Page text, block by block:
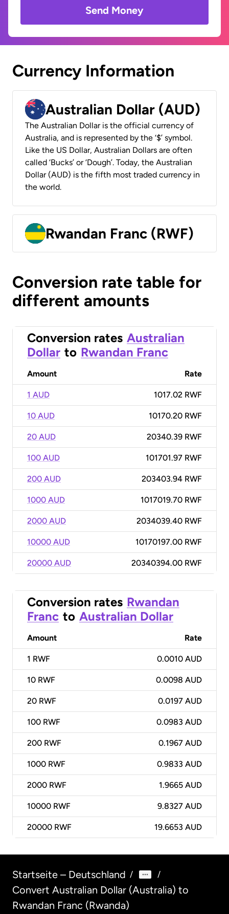
Send Money
Currency Information
Australian Dollar (AUD)
The Australian Dollar is the official currency of
Australia, and is represented by the ‘$’ symbol.
Like the US Dollar, Australian Dollars are often
called ‘Bucks’ or ‘Dough’. Today, the Australian
Dollar (AUD) is the fifth most traded currency in
the world.
Rwandan Franc (RWF)
Conversion rate table for
different amounts
Conversion rates Australian
Dollar to Rwandan Franc
Amount Rate
1 AUD 1017.02 RWF
10 AUD 10170.20 RWF
20 AUD 20340.39 RWF
100 AUD 101701.97 RWF
200 AUD 203403.94 RWF
1000 AUD 1017019.70 RWF
2000 AUD 2034039.40 RWF
10000 AUD 10170197.00 RWF
20000 AUD 20340394.00 RWF
Conversion rates Rwandan
Franc to Australian Dollar
Amount Rate
1 RWF 0.0010 AUD
10 RWF 0.0098 AUD
20 RWF 0.0197 AUD
100 RWF 0.0983 AUD
200 RWF 0.1967 AUD
1000 RWF 0.9833 AUD
2000 RWF 1.9665 AUD
10000 RWF 9.8327 AUD
20000 RWF 19.6653 AUD
Startseite – Deutschland / /
Convert Australian Dollar (Australia) to
Rwandan Franc (Rwanda)